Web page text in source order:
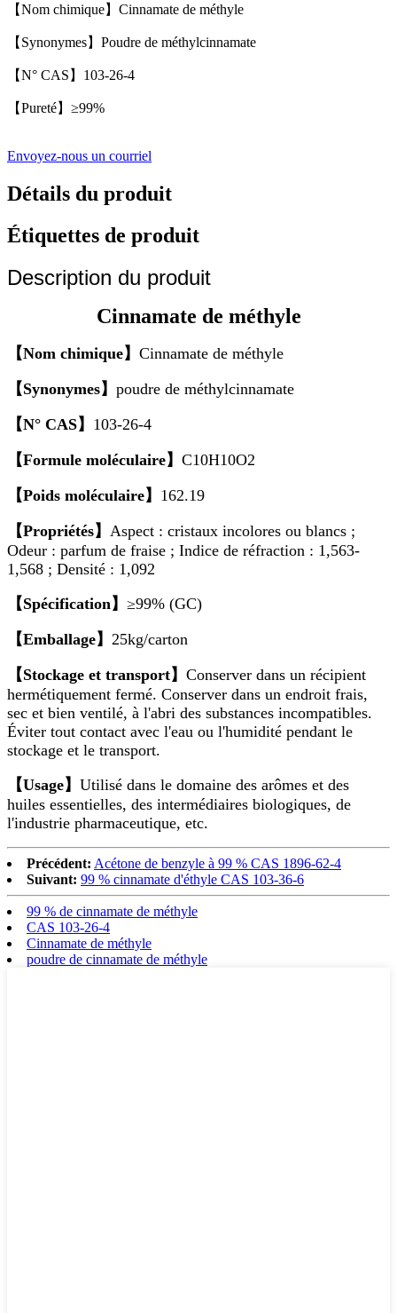
【Nom chimique】Cinnamate de méthyle
【Synonymes】Poudre de méthylcinnamate
【N° CAS】103-26-4
【Pureté】≥99%
Envoyez-nous un courriel
Détails du produit
Étiquettes de produit
Description du produit
Cinnamate de méthyle
【Nom chimique】 Cinnamate de méthyle
【Synonymes】 poudre de méthylcinnamate
【N° CAS】 103-26-4
【Formule moléculaire】 C10H10O2
【Poids moléculaire】 162.19
【Propriétés】 Aspect : cristaux incolores ou blancs ;
Odeur : parfum de fraise ; Indice de réfraction : 1,563-
1,568 ; Densité : 1,092
【Spécification】 ≥99% (GC)
【Emballage】 25kg/carton
【Stockage et transport】 Conserver dans un récipient
hermétiquement fermé. Conserver dans un endroit frais,
sec et bien ventilé, à l'abri des substances incompatibles.
Éviter tout contact avec l'eau ou l'humidité pendant le
stockage et le transport.
【Usage】 Utilisé dans le domaine des arômes et des
huiles essentielles, des intermédiaires biologiques, de
l'industrie pharmaceutique, etc.
Précédent: Acétone de benzyle à 99 % CAS 1896-62-4
Suivant: 99 % cinnamate d'éthyle CAS 103-36-6
99 % de cinnamate de méthyle
CAS 103-26-4
Cinnamate de méthyle
poudre de cinnamate de méthyle